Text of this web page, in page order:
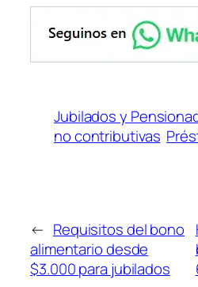
Jubilados y
no contributivas
← Requisitos del bono
alimentario desde
$3.000 para jubilados